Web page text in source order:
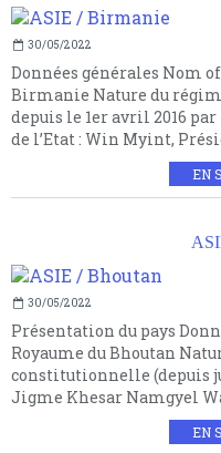
30/05/2022
Données générales Nom
Birmanie Nature du
depuis le 1er avril 2016
de l’Etat : Win Myint,
EN
30/05/2022
Présentation du pays
Royaume du Bhoutan
constitutionnelle (depuis
Jigme Khesar Namgyel
EN